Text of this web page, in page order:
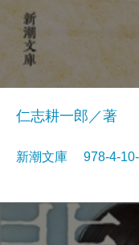
仁志耕一郎／著
新潮文庫 978-4-